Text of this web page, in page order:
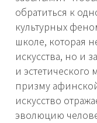
обратиться к
культурных
школе, которая
искусства, но и
и
призму
искусство
эволюцию